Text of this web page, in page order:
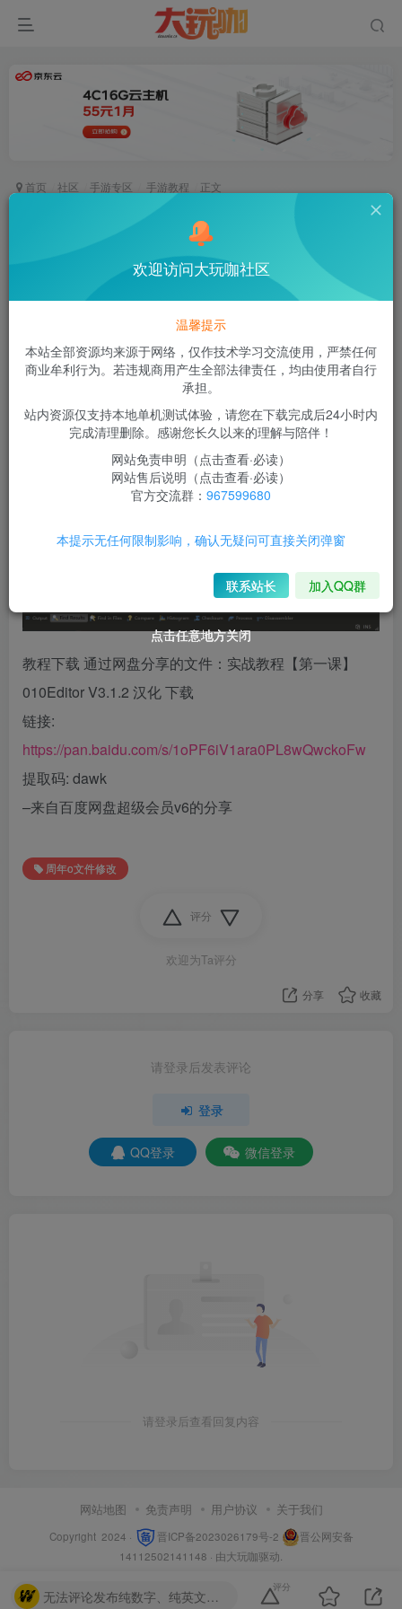
首页 社区 手游专区 手游教程 正文
实战教程【第一课】010Editor V3.1.2 汉化 下载
问道手游周年o文件修改全套教程从入门到羔手！
1个月前更新 66次阅读
关注 私信
下载010Editor并设置
教程下载 通过网盘分享的文件：实战教程【第一课】
010Editor V3.1.2 汉化 下载
链接:
https://pan.baidu.com/s/1oPF6iV1ara0PL8wQwckoFw
提取码: dawk
–来自百度网盘超级会员v6的分享
周年o文件修改
评分
欢迎为Ta评分
分享 收藏
请登录后发表评论
登录
QQ登录 微信登录
请登录后查看回复内容
网站地图 免责声明 用户协议 关于我们
Copyright 2024 · 晋ICP备2023026179号-2
晋公网安备
14112502141148 · 由大玩咖驱动.
无法评论发布纯数字、纯英文、毫无意义、违法、纯表情的内容。（包括永久会员）且行且珍惜！
评分
点击任意地方关闭
点击任意地方关闭
点击任意地方关闭
欢迎访问大玩咖社区
温馨提示
本站全部资源均来源于网络，仅作技术学习交流使用，严禁任何
商业牟利行为。若违规商用产生全部法律责任，均由使用者自行
承担。
站内资源仅支持本地单机测试体验，请您在下载完成后24小时内
完成清理删除。感谢您长久以来的理解与陪伴！
网站免责申明（点击查看·必读）
网站售后说明（点击查看·必读）
官方交流群： 967599680
本提示无任何限制影响，确认无疑问可直接关闭弹窗
联系站长 加入QQ群